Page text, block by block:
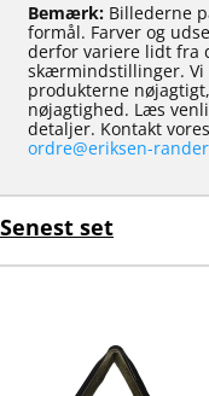
Bemærk: Billederne
formål. Farver og
derfor variere lidt fra
skærmindstillinger. Vi
produkterne
nøjagtighed. Læs
detaljer. Kontakt
ordre@eriksen-
Senest set